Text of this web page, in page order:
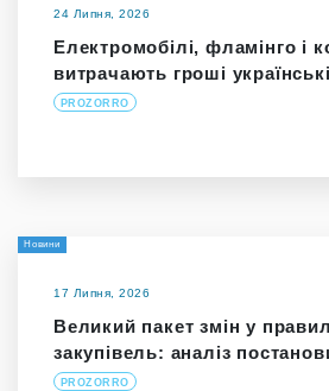
24 Липня, 2026
Електромобілі, фламінго і
витрачають гроші
PROZORRO
Новини
17 Липня, 2026
Великий пакет змін у
закупівель: аналіз
PROZORRO